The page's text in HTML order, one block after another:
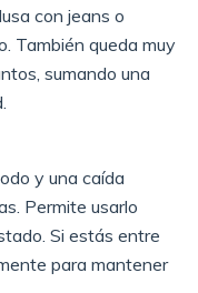
con jeans o
También queda muy
sumando una
y una caída
Permite usarlo
Si estás entre
para mantener